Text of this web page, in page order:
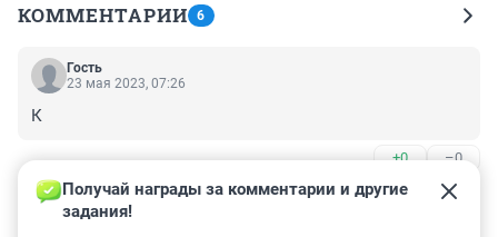
КОММЕНТАРИИ 6
Гость
23 мая 2023, 07:26
К
+0 –0
Гость
2 февраля 2021, 08:43
Получай награды за комментарии и другие
задания!